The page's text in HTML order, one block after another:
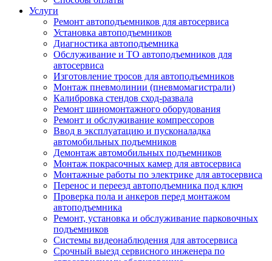
Услуги
Ремонт автоподъемников для автосервиса
Установка автоподъемников
Диагностика автоподъемника
Обслуживание и ТО автоподъемников для
автосервиса
Изготовление тросов для автоподъемников
Монтаж пневмолинии (пневмомагистрали)
Калибровка стендов сход-развала
Ремонт шиномонтажного оборудования
Ремонт и обслуживание компрессоров
Ввод в эксплуатацию и пусконаладка
автомобильных подъемников
Демонтаж автомобильных подъемников
Монтаж покрасочных камер для автосервиса
Монтажные работы по электрике для автосервиса
Перенос и переезд автоподъемника под ключ
Проверка пола и анкеров перед монтажом
автоподъемника
Ремонт, установка и обслуживание парковочных
подъемников
Системы видеонаблюдения для автосервиса
Срочный выезд сервисного инженера по